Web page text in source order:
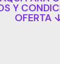
Y
OFERTA